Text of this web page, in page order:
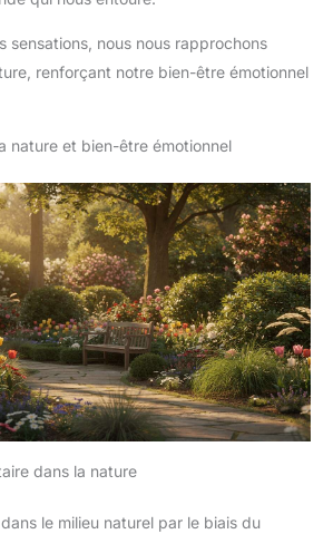
sensations, nous nous rapprochons
renforçant notre bien-être émotionnel
nature et bien-être émotionnel
dans la nature
le milieu naturel par le biais du